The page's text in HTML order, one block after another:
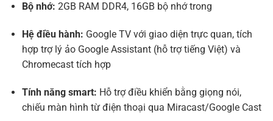
Bộ nhớ: 2GB RAM DDR4, 16GB bộ nhớ trong
Hệ điều hành: Google TV với giao diện trực quan, tích
hợp trợ lý ảo Google Assistant (hỗ trợ tiếng Việt) và
Chromecast tích hợp
Tính năng smart: Hỗ trợ điều khiển bằng giọng nói,
chiếu màn hình từ điện thoại qua Miracast/Google Cast